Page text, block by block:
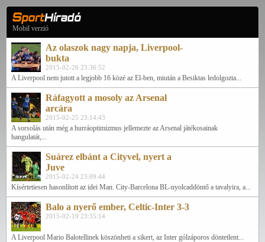
Mobil verzió
Az olaszok nagy napja, Liverpool-
bukta
2015-02-26 23:36:52
A Liverpool nem jutott a legjobb 16 közé az El-ben, miután a Besiktas ledolgozta...
Ráfagyott a mosoly az Arsenal
arcára
2015-02-25 23:14:43
A sorsolás után még a hurráoptimizmus jellemezte az Arsenal játékosainak
hangulatát,...
Suárez elbánt a Cityvel, nyert a
Juve
2015-02-24 23:09:44
Kísértetiesen hasonlított az idei Man. City-Barcelona BL-nyolcaddöntő a tavalyira, a...
Balo a nyerő ember, Celtic-Inter 3-3
2015-02-19 23:35:14
A Liverpool Mario Balotellinek köszönheti a sikert, az Inter gólzáporos döntetlent...